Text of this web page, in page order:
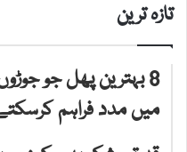
تازہ ترین
8 بہترین پھل جو
میں مدد فراہم